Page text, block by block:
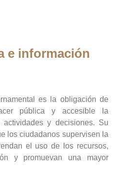
e información
es la obligación de
pública y accesible la
actividades y decisiones. Su
los ciudadanos supervisen la
el uso de los recursos,
y promuevan una mayor